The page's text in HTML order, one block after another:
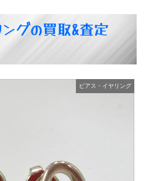
グの買取&査定
ピアス・イヤリング